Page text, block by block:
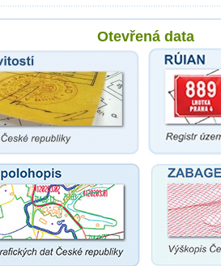
Otevřená data